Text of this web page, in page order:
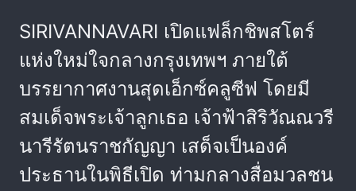
SIRIVANNAVARI เปิดแฟล็กชิพสโตร์
แห่งใหม่ใจกลางกรุงเทพฯ ภายใต้
บรรยากาศงานสุดเอ็กซ์คลูซีฟ โดยมี
สมเด็จพระเจ้าลูกเธอ เจ้าฟ้าสิริวัณณวรี
นารีรัตนราชกัญญา เสด็จเป็นองค์
ประธานในพิธีเปิด ท่ามกลางสื่อมวลชน